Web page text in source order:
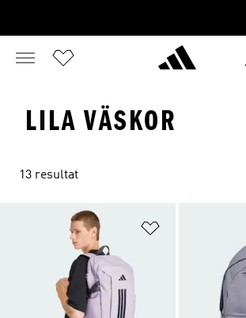
LILA VÄSKOR
13 resultat